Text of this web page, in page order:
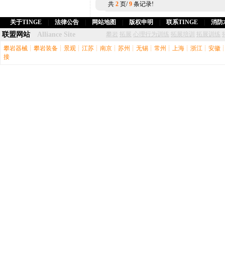
共 2 页/9 条记录!
关于TINGE 法律公告 网站地图 版权申明 联系TINGE 消防
联盟网站 Alliance Site 攀岩 拓展 心理行为训练 拓展培训 拓展训练
攀岩器械 ┊ 攀岩装备 ┊ 景观 ┊ 江苏 ┊ 南京 ┊ 苏州 ┊ 无锡 ┊ 常州 ┊ 上海 ┊ 浙江 ┊ 安徽
接